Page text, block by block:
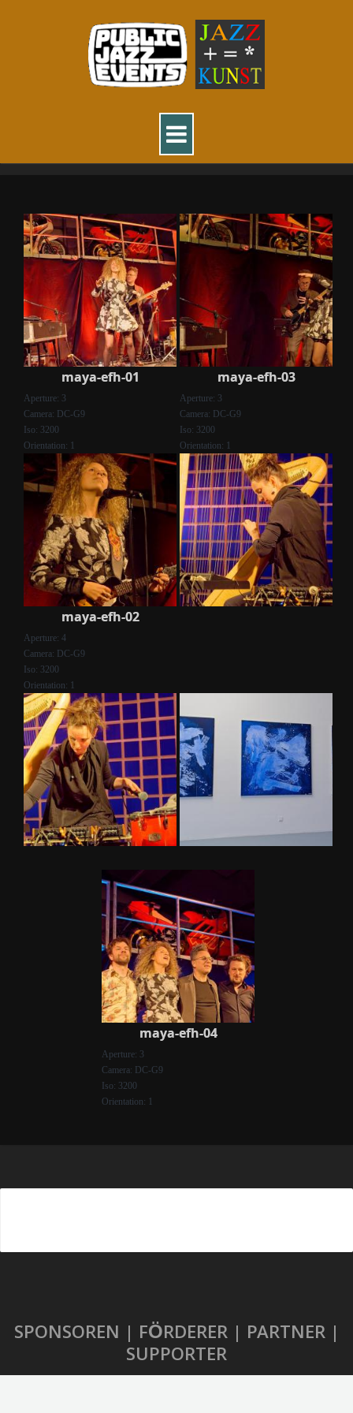
maya-efh-01
Aperture: 3
Camera: DC-G9
Iso: 3200
Orientation: 1
maya-efh-03
Aperture: 3
Camera: DC-G9
Iso: 3200
Orientation: 1
maya-efh-02
Aperture: 4
Camera: DC-G9
Iso: 3200
Orientation: 1
maya-efh-04
Aperture: 3
Camera: DC-G9
Iso: 3200
Orientation: 1
SPONSOREN | FÖRDERER | PARTNER |
SUPPORTER